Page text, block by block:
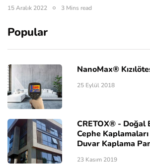
15 Aralık 2022 3 Mins read
Popular
NanoMax®
25 Eylül 2018
CRETOX® - Doğal
Cephe
Duvar Kaplama
23 Kasım 2019